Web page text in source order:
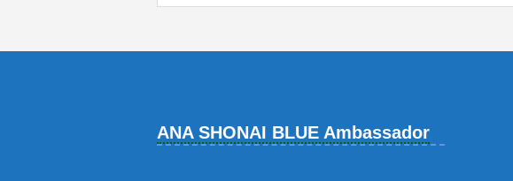
ANA SHONAI BLUE Ambassador